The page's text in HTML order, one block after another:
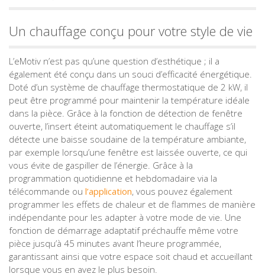
Un chauffage conçu pour votre style de vie
L’eMotiv n’est pas qu’une question d’esthétique ; il a
également été conçu dans un souci d’efficacité énergétique.
Doté d’un système de chauffage thermostatique de 2 kW, il
peut être programmé pour maintenir la température idéale
dans la pièce. Grâce à la fonction de détection de fenêtre
ouverte, l’insert éteint automatiquement le chauffage s’il
détecte une baisse soudaine de la température ambiante,
par exemple lorsqu’une fenêtre est laissée ouverte, ce qui
vous évite de gaspiller de l’énergie. Grâce à la
programmation quotidienne et hebdomadaire via la
télécommande ou l’application, vous pouvez également
programmer les effets de chaleur et de flammes de manière
indépendante pour les adapter à votre mode de vie. Une
fonction de démarrage adaptatif préchauffe même votre
pièce jusqu’à 45 minutes avant l’heure programmée,
garantissant ainsi que votre espace soit chaud et accueillant
lorsque vous en avez le plus besoin.